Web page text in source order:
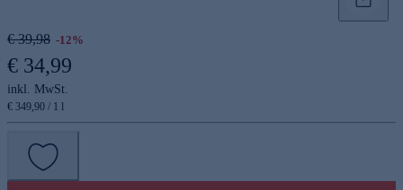
€ 39,98 -12%
€ 34,99
inkl. MwSt.
€ 349,90 / 1 l